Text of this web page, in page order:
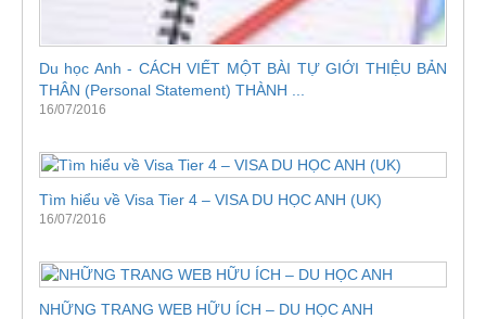
Du học Anh - CÁCH VIẾT MỘT BÀI TỰ GIỚI THIỆU BẢN
THÂN (Personal Statement) THÀNH ...
16/07/2016
Tìm hiểu về Visa Tier 4 – VISA DU HỌC ANH (UK)
16/07/2016
NHỮNG TRANG WEB HỮU ÍCH – DU HỌC ANH